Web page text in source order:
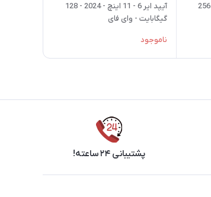
آیپد ایر 6 - 11 اینچ - 2024 - 256
آیپد ایر 6 - 11 اینچ - 2024 - 128
گیگابایت - وای فای
ناموجود
پشتیبانی ۲۴ ساعته!